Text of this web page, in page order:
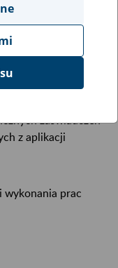
r. (do godz.
Elektronicznych
zaświadczeń
z aplikacji
wykonania prac